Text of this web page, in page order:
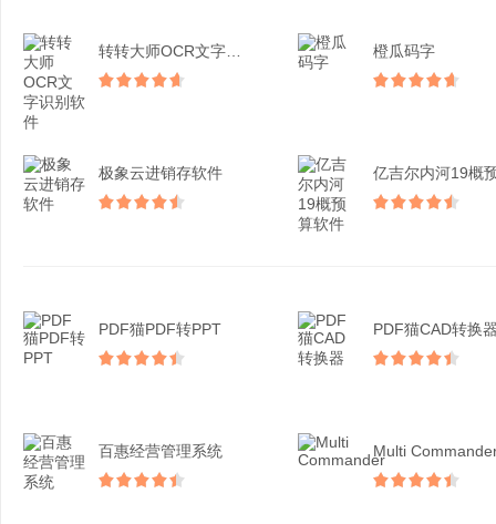
橙瓜码字
极象云进销存软件
PDF猫PDF转PPT PDF猫CAD转换
百惠经营管理系统 Multi